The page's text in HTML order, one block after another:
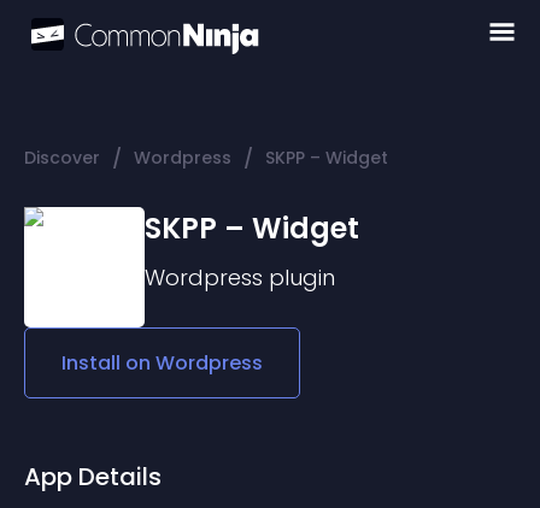
Discover / Wordpress / SKPP – Widget
SKPP – Widget
Wordpress plugin
Install on Wordpress
App Details